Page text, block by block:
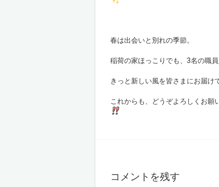
春は出会いと別れの季節。
稲荷の家ほっこりでも、3名の職
きっと新しい風を皆さまにお届け
これからも、どうぞよろしくお願
コメントを残す